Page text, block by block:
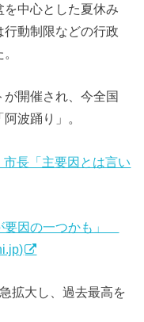
中心とした夏休み
動制限などの行政
開催され、今全国
波踊り」。
長「主要因とは言い
要因の一つかも」
拡大し、過去最高を